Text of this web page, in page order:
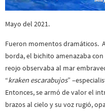
Mayo del 2021.
Fueron momentos dramáticos.
borda, el bichito amenazaba
reojo observaba al mar
“kraken escarabujos”
Entonces, se armó de valor el
brazos al cielo y su voz rugió,